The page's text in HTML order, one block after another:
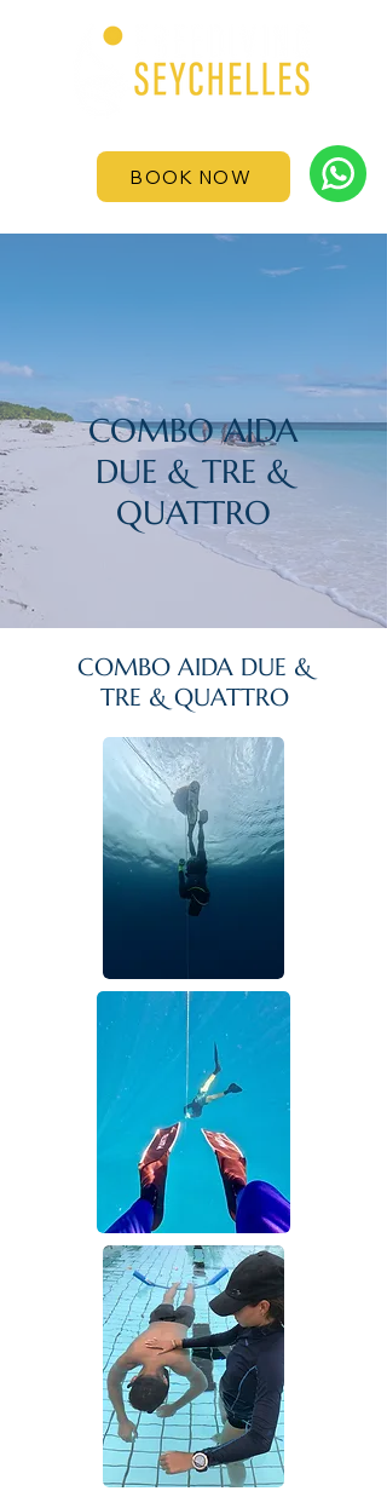
BOOK NOW
COMBO AIDA
DUE & TRE &
QUATTRO
COMBO AIDA DUE &
TRE & QUATTRO